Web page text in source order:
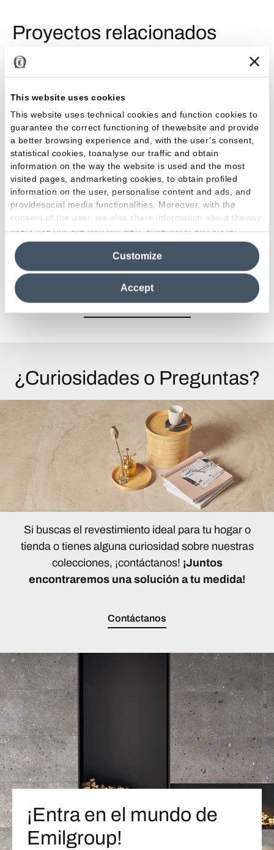
This website uses cookies
This website uses technical cookies and function cookies to
guarantee the correct functioning of thewebsite and provide
a better browsing experience and, with the user’s consent,
statistical cookies, toanalyse our traffic and obtain
information on the way the website is used and the most
visited pages, andmarketing cookies, to obtain profiled
information on the user, personalise content and ads, and
providesocial media functionalities. Moreover, with the
consent of the user, we also share information about theway
users use our site with our web, advertising and social
media analytics partners, who may combine itwith other
information in their possession. By closing this banner,
clicking on "Reject", it will be possible tocontinue browsing
the site after installing only technical cookies. For more
information see the
Cookie Policy
Accept
Customize
Proyectos relacionados
Casa Bianca: un diálogo entre luz y arquitectura
¿Curiosidades o Preguntas?
Si buscas el revestimiento ideal para tu hogar o
tienda o tienes alguna curiosidad sobre nuestras
colecciones, ¡contáctanos! ¡Juntos
encontraremos una solución a tu medida!
Contáctanos
¡Entra en el mundo de
Emilgroup!